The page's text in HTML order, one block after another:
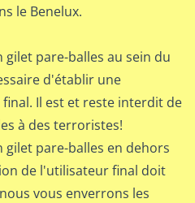
le Benelux.
pare-balles au sein du
d'établir une
Il est et reste interdit de
à des terroristes!
pare-balles en dehors
de l'utilisateur final doit
vous enverrons les